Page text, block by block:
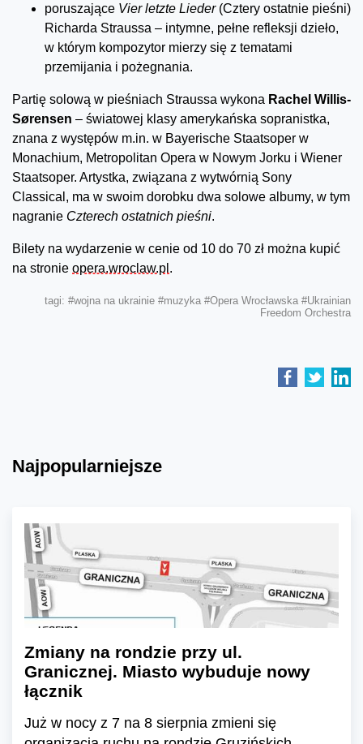
poruszające Vier letzte Lieder(Cztery ostatnie pieśni)
Richarda Straussa – intymne, pełne refleksji dzieło,
w którym kompozytor mierzy się z tematami
przemijania i pożegnania.
Partię solową w pieśniach Straussa wykona Rachel Willis-
Sørensen – światowej klasy amerykańska sopranistka,
znana z występów m.in. w Bayerische Staatsoper w
Monachium, Metropolitan Opera w Nowym Jorku i Wiener
Staatsoper. Artystka, związana z wytwórnią Sony
Classical, ma w swoim dorobku dwa solowe albumy, w tym
nagranie Czterech ostatnich pieśni.
Bilety na wydarzenie w cenie od 10 do 70 zł można kupić
na stronie opera.wroclaw.pl .
tagi: #wojna na ukrainie #muzyka #Opera Wrocławska #Ukrainian
Freedom Orchestra
Najpopularniejsze
Zmiany na rondzie przy ul.
Granicznej. Miasto wybuduje nowy
łącznik
Już w nocy z 7 na 8 sierpnia zmieni się